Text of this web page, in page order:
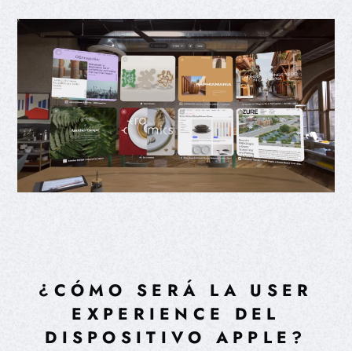
¿CÓMO SERÁ LA USER
EXPERIENCE DEL
DISPOSITIVO APPLE?